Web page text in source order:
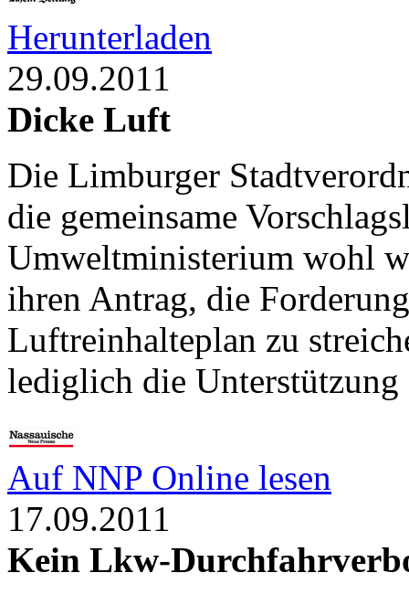
Herunterladen
29.09.2011
Dicke Luft
Die Limburger
die gemeinsame
Umweltministerium wohl
ihren Antrag, die
Luftreinhalteplan zu
lediglich die
Auf NNP Online lesen
17.09.2011
Kein Lkw-